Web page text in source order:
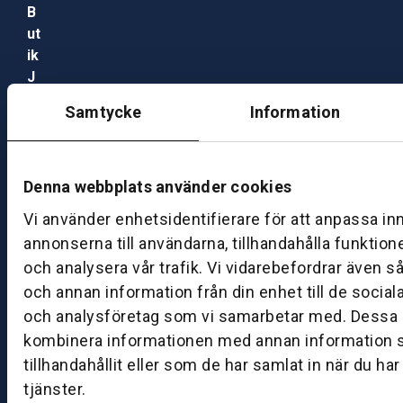
Samtycke Information
Denna webbplats använder cookies
Vi använder enhetsidentifierare för att anpassa
annonserna till användarna, tillhandahålla
och analysera vår trafik. Vi vidarebefordrar även
och annan information från din enhet till de
och analysföretag som vi samarbetar med. Dessa
kombinera informationen med annan information
tillhandahållit eller som de har samlat in när du
tjänster.
B
ut
ik
J
k
pi
g
K
u
n
d
c
e